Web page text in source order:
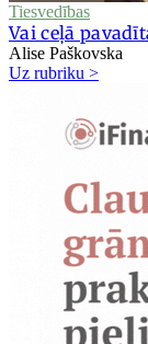
Tiesvedības
Vai ceļā
Alise Paškovska
Uz rubriku >